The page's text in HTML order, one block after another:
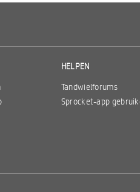
HELPEN
Tandwielforums
Sprocket-app